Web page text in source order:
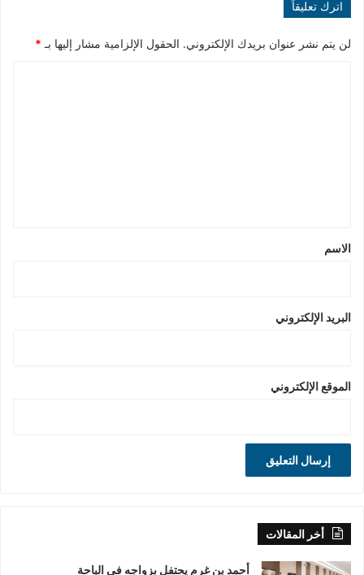
اترك تعليقاً
لن يتم نشر عنوان بريدك الإلكتروني. الحقول الإلزامية مشار إليها بـ *
*
الاسم
البريد الإلكتروني
الموقع الإلكتروني
أخر المقالات
أحمد بن غرم يحتفل بزواجه في الباحة